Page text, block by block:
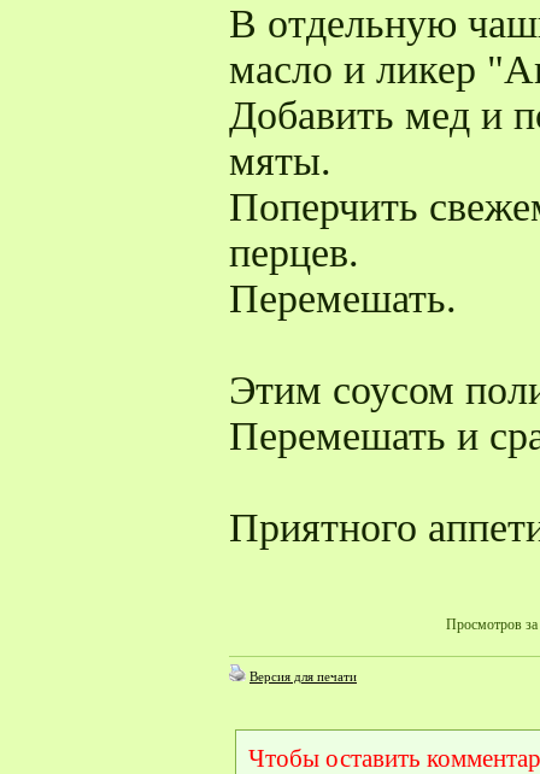
В отдельную
масло и ликер
Добавить мед и
мяты.
Поперчить
перцев.
Перемешать.
Этим соусом
Перемешать и
Приятного
Просмотров за
Версия для печати
Чтобы оставить